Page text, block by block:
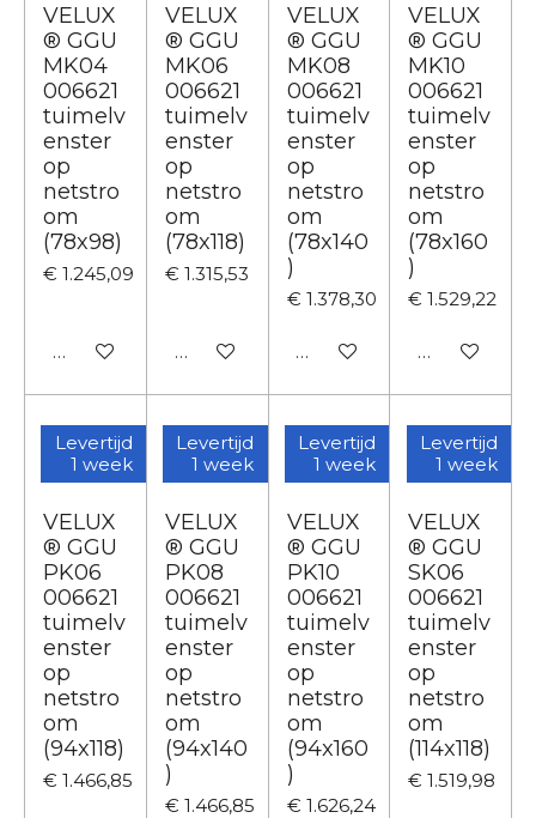
VELUX
® GGU
MK04
006621
tuimelv
enster
op
netstro
om
(78x98)
€ 1.245,09
In winkelwagen
VELUX
® GGU
MK06
006621
tuimelv
enster
op
netstro
om
(78x118)
€ 1.315,53
In winkelwagen
VELUX
® GGU
MK08
006621
tuimelv
enster
op
netstro
om
(78x140
)
€ 1.378,30
In winkelwagen
VELUX
® GGU
MK10
006621
tuimelv
enster
op
netstro
om
(78x160
)
€ 1.529,22
In
Levertijd
1 week
VELUX
® GGU
PK06
006621
tuimelv
enster
op
netstro
om
(94x118)
€ 1.466,85
Levertijd
1 week
VELUX
® GGU
PK08
006621
tuimelv
enster
op
netstro
om
(94x140
)
€ 1.466,85
Levertijd
1 week
VELUX
® GGU
PK10
006621
tuimelv
enster
op
netstro
om
(94x160
)
€ 1.626,24
Levertijd
1 week
VELUX
® GGU
SK06
006621
tuimelv
enster
op
netstro
om
(114x118)
€ 1.519,98